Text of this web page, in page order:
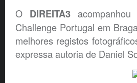
O DIREITA3
Challenge Portugal em
melhores registos
expressa autoria de Daniel